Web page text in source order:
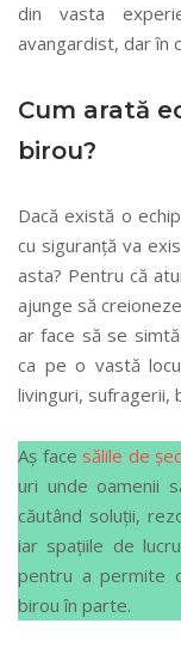
din vasta
avangardist, dar în
Cum arată
birou?
Dacă există o
cu siguranță va
asta? Pentru că
ajunge să
ar face să se
ca pe o vastă
livinguri, sufragerii,
Aș face sălile de
uri unde oamenii
căutând soluții,
iar spațiile de
pentru a permite
birou în parte.